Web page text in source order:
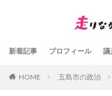
新着記事 プロフィール 議
HOME 五島市の政治